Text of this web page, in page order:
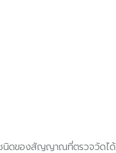
ชนิดของสัญญาณที่ตรวจวัดได้